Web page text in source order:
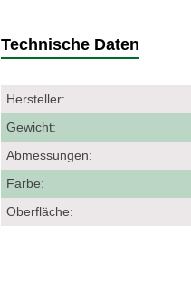
Technische Daten
Hersteller:
Gewicht:
Abmessungen:
Farbe:
Oberfläche: